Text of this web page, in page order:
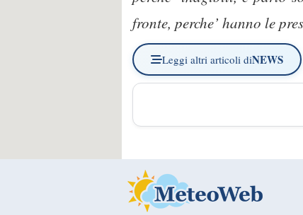
fronte, perche’ hanno le
Leggi altri articoli diNEWS